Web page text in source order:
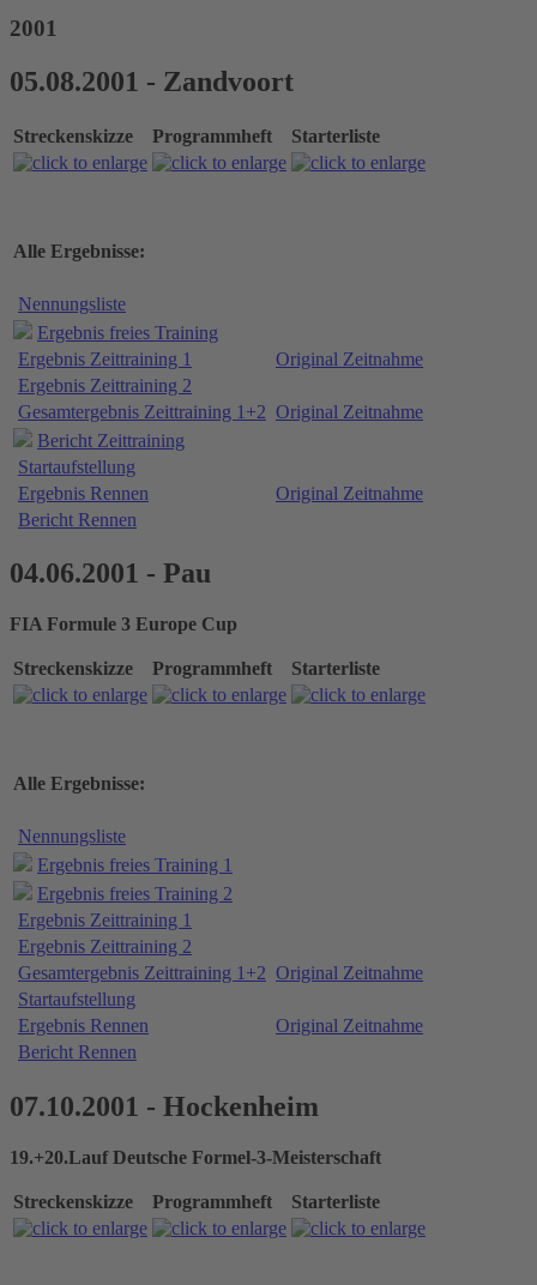
2001
05.08.2001 - Zandvoort
Streckenskizze Programmheft Starterliste
Alle Ergebnisse:
Nennungsliste
Ergebnis freies Training
Ergebnis Zeittraining 1
Original Zeitnahme
Ergebnis Zeittraining 2
Gesamtergebnis Zeittraining 1+2 Original Zeitnahme
Bericht Zeittraining
Startaufstellung
Ergebnis Rennen
Original Zeitnahme
Bericht Rennen
04.06.2001 - Pau
FIA Formule 3 Europe Cup
Streckenskizze Programmheft Starterliste
Alle Ergebnisse:
Nennungsliste
Ergebnis freies Training 1
Ergebnis freies Training 2
Ergebnis Zeittraining 1
Ergebnis Zeittraining 2
Gesamtergebnis Zeittraining 1+2 Original Zeitnahme
Startaufstellung
Ergebnis Rennen
Original Zeitnahme
Bericht Rennen
07.10.2001 - Hockenheim
19.+20.Lauf Deutsche Formel-3-Meisterschaft
Streckenskizze Programmheft Starterliste